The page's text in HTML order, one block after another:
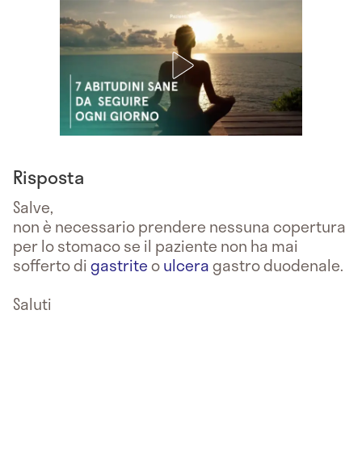
Risposta
Salve,
non è necessario prendere nessuna copertura
per lo stomaco se il paziente non ha mai
sofferto digastriteoulceragastro duodenale.
Saluti